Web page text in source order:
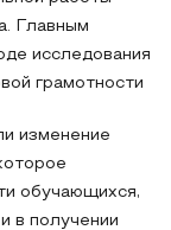
Главным
исследования
грамотности
изменение
обучающихся,
в получении